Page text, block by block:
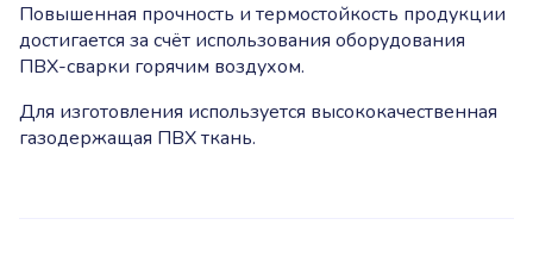
Повышенная прочность и термостойкость продукции
достигается за счёт использования оборудования
ПВХ-сварки горячим воздухом.
Для изготовления используется высококачественная
газодержащая ПВХ ткань.